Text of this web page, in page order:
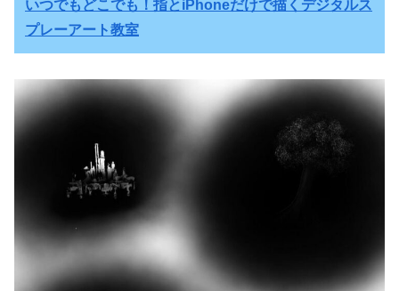
いつでもどこでも！指とiPhoneだけで描くデジタルス
プレーアート教室